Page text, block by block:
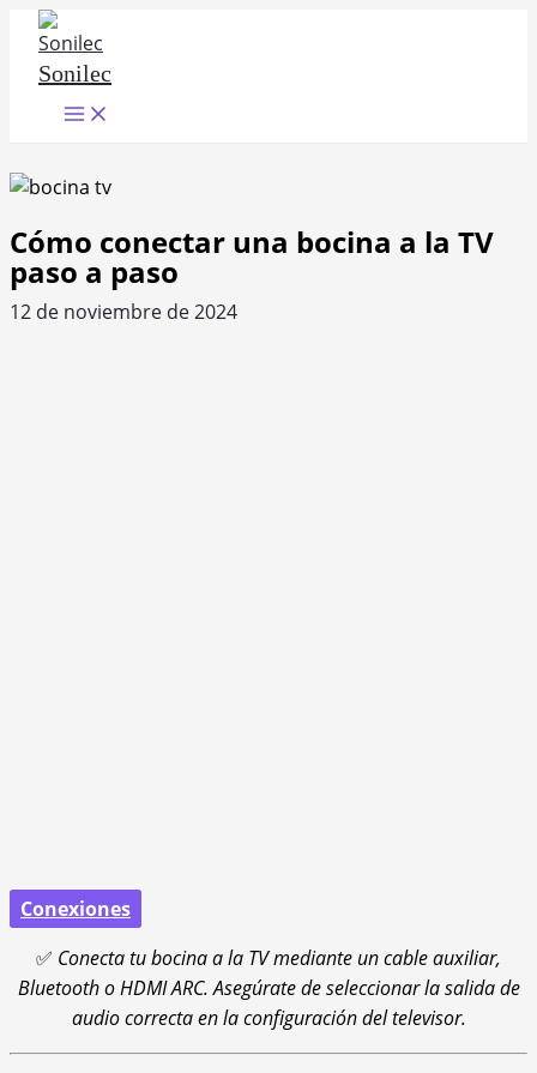
contenido
Sonilec
Main
Menu
Cómo conectar una bocina a la TV
paso a paso
12 de noviembre de 2024
Conexiones
✅ Conecta tu bocina a la TV mediante un cable auxiliar,
Bluetooth o HDMI ARC. Asegúrate de seleccionar la salida de
audio correcta en la configuración del televisor.